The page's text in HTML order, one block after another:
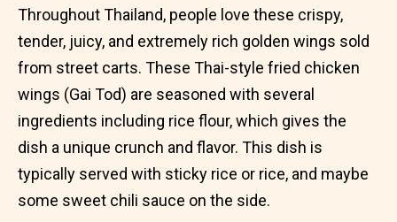
Throughout Thailand, people love these crispy,
tender, juicy, and extremely rich golden wings sold
from street carts. These Thai-style fried chicken
wings (Gai Tod) are seasoned with several
ingredients including rice flour, which gives the
dish a unique crunch and flavor. This dish is
typically served with sticky rice or rice, and maybe
some sweet chili sauce on the side.